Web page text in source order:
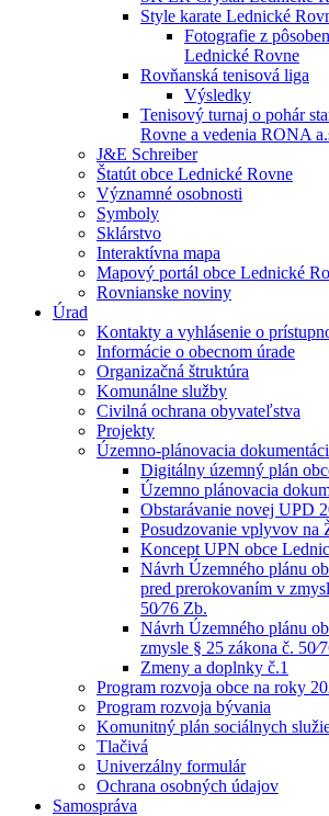
Style karate Lednické
Fotografie z
Lednické Rovne
Rovňanská tenisová liga
Výsledky
Tenisový turnaj o pohár
Rovne a vedenia RONA
J&E Schreiber
Štatút obce Lednické Rovne
Významné osobnosti
Symboly
Sklárstvo
Interaktívna mapa
Mapový portál obce Lednické
Rovnianske noviny
Úrad
Kontakty a vyhlásenie o
Informácie o obecnom úrade
Organizačná štruktúra
Komunálne služby
Civilná ochrana obyvateľstva
Projekty
Územno-plánovacia
Digitálny územný plán
Územno plánovacia
Obstarávanie novej UPD
Posudzovanie vplyvov na
Koncept UPN obce
Návrh Územného plánu
pred prerokovaním v
50⁄76 Zb.
Návrh Územného plánu
zmysle § 25 zákona č.
Zmeny a doplnky č.1
Program rozvoja obce na roky
Program rozvoja bývania
Komunitný plán sociálnych
Tlačivá
Univerzálny formulár
Ochrana osobných údajov
Samospráva